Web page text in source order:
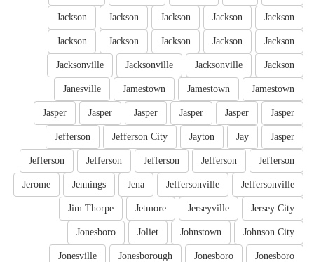
Jackson
Jackson
Jackson
Jackson
Jackson
Jackson
Jackson
Jackson
Jackson
Jackson
Jackson
Jacksonville
Jacksonville
Jacksonville
Jamestown
Jamestown
Jamestown
Janesville
Jasper
Jasper
Jasper
Jasper
Jasper
Jasper
Jasper
Jay
Jayton
Jefferson City
Jefferson
Jefferson
Jefferson
Jefferson
Jefferson
Jefferson
Jeffersonville
Jeffersonville
Jena
Jennings
Jerome
Jersey City
Jerseyville
Jetmore
Jim Thorpe
Johnson City
Johnstown
Joliet
Jonesboro
Jonesboro
Jonesboro
Jonesborough
Jonesville